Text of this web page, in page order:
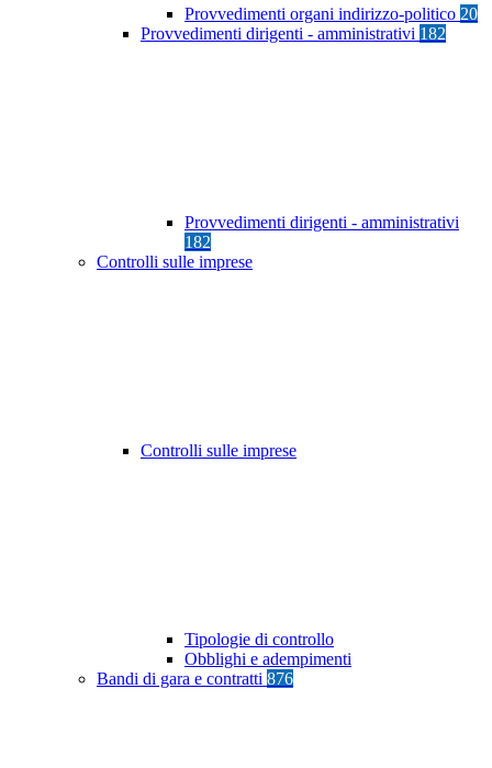
Provvedimenti organi indirizzo-politico 20
Provvedimenti dirigenti - amministrativi 182
Provvedimenti dirigenti - amministrativi
182
Controlli sulle imprese
Controlli sulle imprese
Tipologie di controllo
Obblighi e adempimenti
Bandi di gara e contratti 876